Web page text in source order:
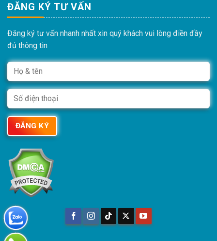
ĐĂNG KÝ TƯ VẤN
Đăng ký tư vấn nhanh nhất xin quý khách vui lòng điền đầy
đủ thông tin